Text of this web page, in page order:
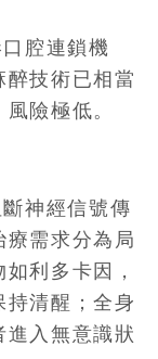
腔連鎖機
技術已相當
險極低。
神經信號傳
需求分為局
利多卡因，
持清醒；全身
進入無意識狀